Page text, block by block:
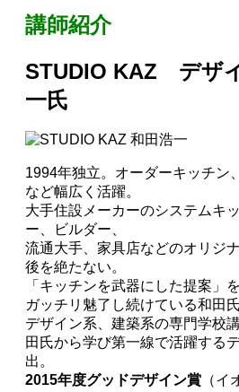
講師紹介
STUDIO KAZ
デザ
一氏
1994年独立。オーダーキッチン
など幅広く活躍。
大手住設メーカーのシステムキ
ー、ビルダー、
流通大手、家具店などのオリジ
後を絶たない。
「キッチンを武器にした提案」
ガッチリ魅了し続けている和田氏
デザイン系、建築系の専門学校
田氏から学び第一線で活躍する
出。
2015年度グッドデザイン賞 （